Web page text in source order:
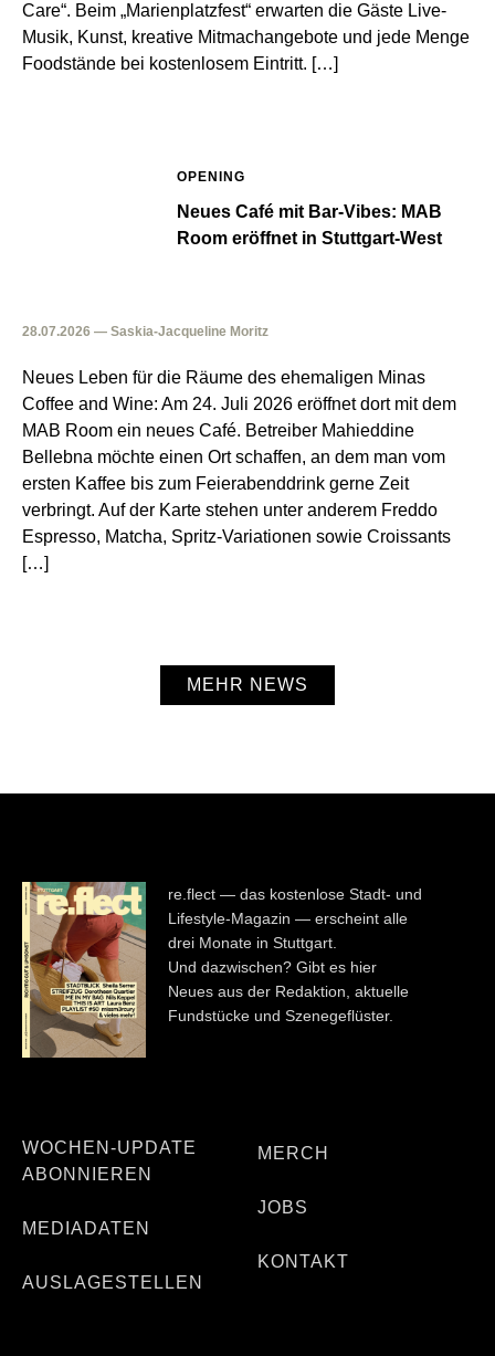
Care“. Beim „Marienplatzfest“ erwarten die Gäste Live-
Musik, Kunst, kreative Mitmachangebote und jede Menge
Foodstände bei kostenlosem Eintritt. […]
OPENING
Neues Café mit Bar-Vibes: MAB
Room eröffnet in Stuttgart-West
28.07.2026 — Saskia-Jacqueline Moritz
Neues Leben für die Räume des ehemaligen Minas
Coffee and Wine: Am 24. Juli 2026 eröffnet dort mit dem
MAB Room ein neues Café. Betreiber Mahieddine
Bellebna möchte einen Ort schaffen, an dem man vom
ersten Kaffee bis zum Feierabenddrink gerne Zeit
verbringt. Auf der Karte stehen unter anderem Freddo
Espresso, Matcha, Spritz-Variationen sowie Croissants
[…]
MEHR NEWS
re.flect — das kostenlose Stadt- und
Lifestyle-Magazin — erscheint alle
drei Monate in Stuttgart.
Und dazwischen? Gibt es hier
Neues aus der Redaktion, aktuelle
Fundstücke und Szenegeflüster.
WOCHEN-UPDATE
ABONNIEREN
MEDIADATEN
AUSLAGESTELLEN
MERCH
JOBS
KONTAKT